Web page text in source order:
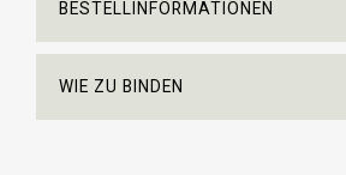
BESTELLINFORMATIONEN
WIE ZU BINDEN